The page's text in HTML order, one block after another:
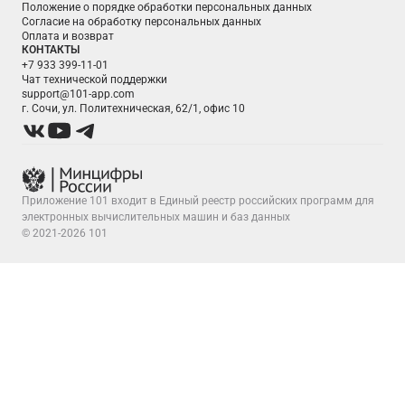
Положение о порядке обработки персональных данных
Согласие на обработку персональных данных
Оплата и возврат
КОНТАКТЫ
+7 933 399-11-01
Чат технической поддержки
support@101-app.com
г. Сочи, ул. Политехническая, 62/1, офис 10
Приложение 101 входит в Единый реестр российских программ для
электронных вычислительных машин и баз данных
© 2021-2026 101